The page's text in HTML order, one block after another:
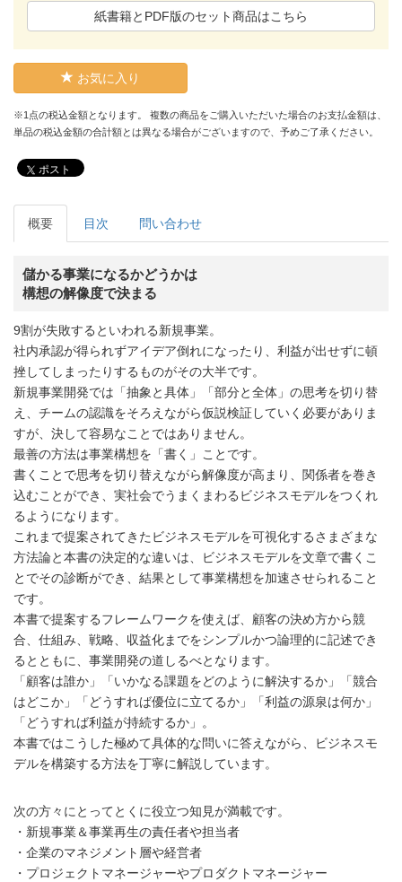
紙書籍とPDF版のセット商品はこちら
お気に入り
※1点の税込金額となります。 複数の商品をご購入いただいた場合のお支払金額は、
単品の税込金額の合計額とは異なる場合がございますので、予めご了承ください。
ポスト
概要 目次 問い合わせ
儲かる事業になるかどうかは
構想の解像度で決まる
9割が失敗するといわれる新規事業。
社内承認が得られずアイデア倒れになったり、利益が出せずに頓
挫してしまったりするものがその大半です。
新規事業開発では「抽象と具体」「部分と全体」の思考を切り替
え、チームの認識をそろえながら仮説検証していく必要がありま
すが、決して容易なことではありません。
最善の方法は事業構想を「書く」ことです。
書くことで思考を切り替えながら解像度が高まり、関係者を巻き
込むことができ、実社会でうまくまわるビジネスモデルをつくれ
るようになります。
これまで提案されてきたビジネスモデルを可視化するさまざまな
方法論と本書の決定的な違いは、ビジネスモデルを文章で書くこ
とでその診断ができ、結果として事業構想を加速させられること
です。
本書で提案するフレームワークを使えば、顧客の決め方から競
合、仕組み、戦略、収益化までをシンプルかつ論理的に記述でき
るとともに、事業開発の道しるべとなります。
「顧客は誰か」「いかなる課題をどのように解決するか」「競合
はどこか」「どうすれば優位に立てるか」「利益の源泉は何か」
「どうすれば利益が持続するか」。
本書ではこうした極めて具体的な問いに答えながら、ビジネスモ
デルを構築する方法を丁寧に解説しています。
次の方々にとってとくに役立つ知見が満載です。
・新規事業＆事業再生の責任者や担当者
・企業のマネジメント層や経営者
・プロジェクトマネージャーやプロダクトマネージャー